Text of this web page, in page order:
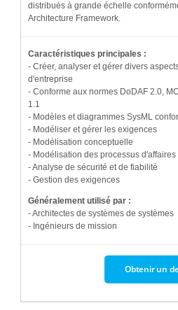
distribués à grande échelle
Architecture Framework.
Caractéristiques principales :
- Créer, analyser et gérer divers
d'entreprise
- Conforme aux normes DoDAF 2.0,
1.1
- Modèles et diagrammes SysML
- Modéliser et gérer les exigences
- Modélisation conceptuelle
- Modélisation des processus d'affaires
- Analyse de sécurité et de fiabilité
- Gestion des exigences
Généralement utilisé par :
- Architectes de systèmes de systèmes
- Ingénieurs de mission
Obtenir un